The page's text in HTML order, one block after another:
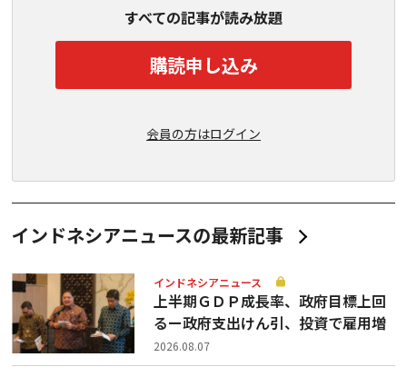
すべての記事が読み放題
購読申し込み
会員の方はログイン
インドネシアニュースの最新記事
インドネシアニュース
上半期ＧＤＰ成長率、政府目標上回
るー政府支出けん引、投資で雇用増
2026.08.07